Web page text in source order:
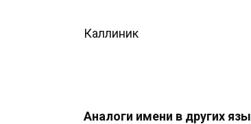
Каллиник
Аналоги имени в других